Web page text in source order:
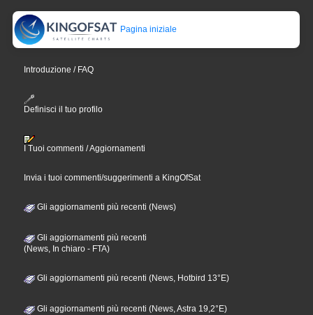
Pagina iniziale
Introduzione / FAQ
Definisci il tuo profilo
I Tuoi commenti / Aggiornamenti
Invia i tuoi commenti/suggerimenti a KingOfSat
Gli aggiornamenti più recenti (News)
Gli aggiornamenti più recenti
(News, In chiaro - FTA)
Gli aggiornamenti più recenti (News, Hotbird 13°E)
Gli aggiornamenti più recenti (News, Astra 19,2°E)